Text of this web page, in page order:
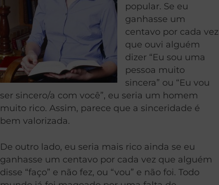
popular. Se eu
ganhasse um
centavo por cada vez
que ouvi alguém
dizer “Eu sou uma
pessoa muito
sincera” ou “Eu vou
ser sincero/a com você”, eu seria um homem
muito rico. Assim, parece que a sinceridade é
bem valorizada.
De outro lado, eu seria mais rico ainda se eu
ganhasse um centavo por cada vez que alguém
disse “faço” e não fez, ou “vou” e não foi. Todo